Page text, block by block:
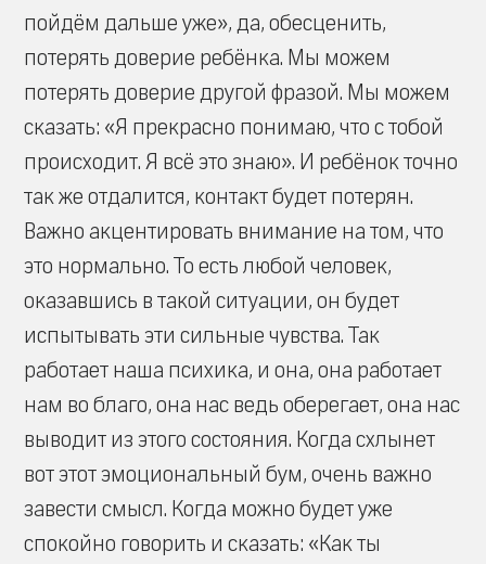
пойдём дальше уже», да, обесценить,
потерять доверие ребёнка. Мы можем
потерять доверие другой фразой. Мы можем
сказать: «Я прекрасно понимаю, что с тобой
происходит. Я всё это знаю». И ребёнок точно
так же отдалится, контакт будет потерян.
Важно акцентировать внимание на том, что
это нормально. То есть любой человек,
оказавшись в такой ситуации, он будет
испытывать эти сильные чувства. Так
работает наша психика, и она, она работает
нам во благо, она нас ведь оберегает, она нас
выводит из этого состояния. Когда схлынет
вот этот эмоциональный бум, очень важно
завести смысл. Когда можно будет уже
спокойно говорить и сказать: «Как ты